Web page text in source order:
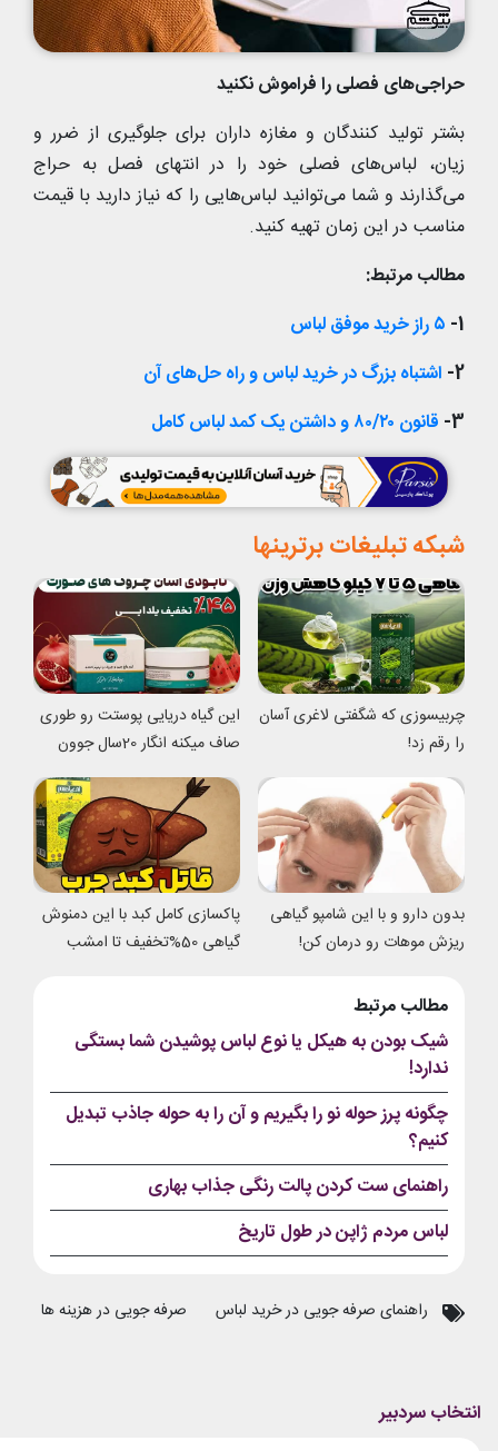
حراجی‌های فصلی را فراموش نکنید
بشتر تولید کنندگان و مغازه داران برای جلوگیری از ضرر و
زیان، لباس‌های فصلی خود را در انتهای فصل به حراج
می‌گذارند و شما می‌توانید لباس‌هایی را که نیاز دارید با قیمت
مناسب در این زمان تهیه کنید.
مطالب مرتبط:
1- ۵ راز خرید موفق لباس
2- اشتباه بزرگ در خرید لباس و راه حل‌های آن
3- قانون ۸۰/۲۰ و داشتن یک کمد لباس کامل
شبکه تبلیغات برترینها
چربیسوزی که شگفتی لاغری آسان
را رقم زد!
این گیاه دریایی پوستت رو طوری
صاف میکنه انگار 20سال جوون
شدی
بدون دارو و با این شامپو گیاهی
ریزش موهات رو درمان کن!
پاکسازی کامل کبد با این دمنوش
گیاهی 50%تخفیف تا امشب
مطالب مرتبط
شیک بودن به هیکل یا نوع لباس پوشیدن شما بستگی
ندارد!
چگونه پرز حوله نو را بگیریم و آن را به حوله جاذب تبدیل
کنیم؟
راهنمای ست کردن پالت رنگی جذاب بهاری
لباس مردم ژاپن در طول تاریخ
راهنمای صرفه جویی در خرید لباس صرفه جویی در هزینه ها